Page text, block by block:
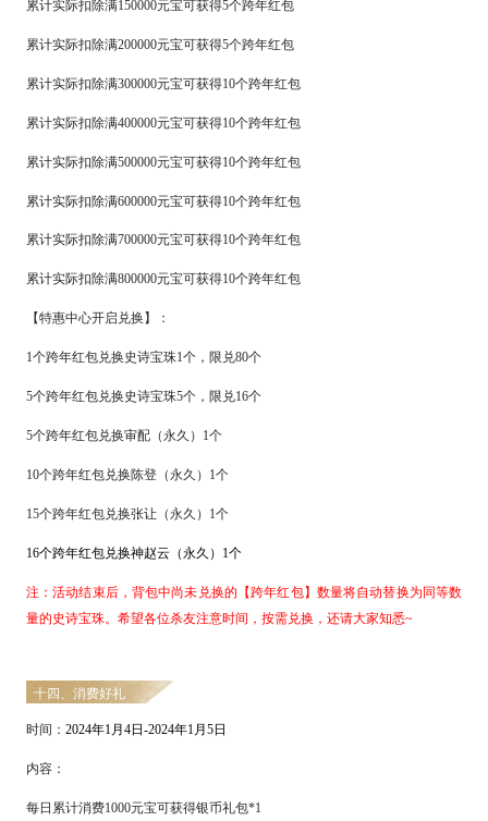
累计实际扣除满150000元宝可获得5个跨年红包
累计实际扣除满200000元宝可获得5个跨年红包
累计实际扣除满300000元宝可获得10个跨年红包
累计实际扣除满400000元宝可获得10个跨年红包
累计实际扣除满500000元宝可获得10个跨年红包
累计实际扣除满600000元宝可获得10个跨年红包
累计实际扣除满700000元宝可获得10个跨年红包
累计实际扣除满800000元宝可获得10个跨年红包
【特惠中心开启兑换】：
1个跨年红包兑换史诗宝珠1个，限兑80个
5个跨年红包兑换史诗宝珠5个，限兑16个
5个跨年红包兑换审配（永久） 1个
10个跨年红包兑换陈登（永久） 1个
15个跨年红包兑换张让（永久） 1个
16个跨年红包兑换神赵云（永久） 1个
注：活动结束后，背包中尚未兑换的【跨年红包】数量将自动替换为同等数
量的史诗宝珠。希望各位杀友注意时间，按需兑换，还请大家知悉~
十四、消费好礼
时间： 2024年1月 4日 -2024年1月 5日
内容：
每日累计消费1000元宝可获得银币礼包*1